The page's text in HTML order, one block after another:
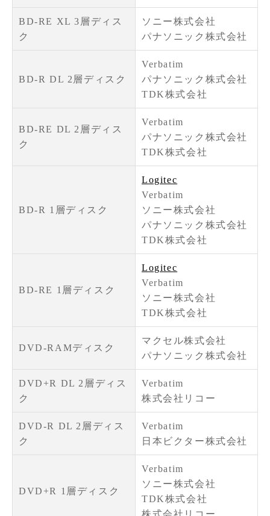
BD-RE XL 3層ディス
ク
ソニー株式会社
パナソニック株式会社
BD-R DL 2層ディスク
Verbatim
パナソニック株式会社
TDK株式会社
BD-RE DL 2層ディス
ク
Verbatim
パナソニック株式会社
TDK株式会社
BD-R 1層ディスク
Logitec
Verbatim
ソニー株式会社
パナソニック株式会社
TDK株式会社
BD-RE 1層ディスク
Logitec
Verbatim
ソニー株式会社
TDK株式会社
DVD-RAMディスク
マクセル株式会社
パナソニック株式会社
DVD+R DL 2層ディス
ク
Verbatim
株式会社リコー
DVD-R DL 2層ディス
ク
Verbatim
日本ビクター株式会社
DVD+R 1層ディスク
Verbatim
ソニー株式会社
TDK株式会社